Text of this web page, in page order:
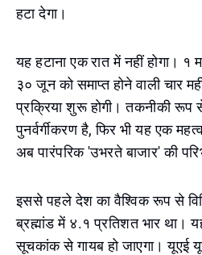
हटा देगा।
यह हटाना एक रात में नहीं होगा।
३० जून को समाप्त होने वाली चार
प्रक्रिया शुरू होगी। तकनीकी रूप
पुनर्वर्गीकरण है, फिर भी यह एक
अब पारंपरिक 'उभरते बाजार' की
इससे पहले देश का वैश्विक रूप से
ब्रह्मांड में ४.१ प्रतिशत भार था।
सूचकांक से गायब हो जाएगा। यूएई